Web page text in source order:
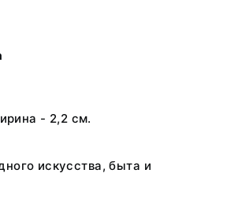
- 2,2 см.
искусства, быта и